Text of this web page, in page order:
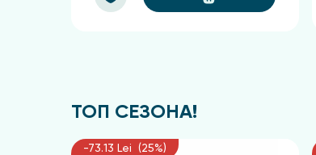
ТОП СЕЗОНА!
-73.13 Lei (25%)